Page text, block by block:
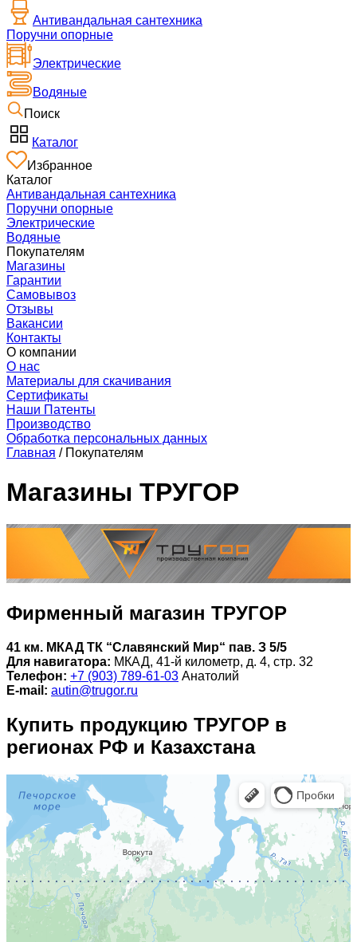
Антивандальная сантехника
Поручни опорные
Электрические
Водяные
Поиск
Каталог
Избранное
Каталог
Антивандальная сантехника
Поручни опорные
Электрические
Водяные
Покупателям
Магазины
Гарантии
Самовывоз
Отзывы
Вакансии
Контакты
О компании
О нас
Материалы для скачивания
Сертификаты
Наши Патенты
Производство
Обработка персональных данных
Главная / Покупателям
Магазины ТРУГОР
Фирменный магазин ТРУГОР
41 км. МКАД ТК “Славянский Мир“ пав. З 5/5
Для навигатора: МКАД, 41-й километр, д. 4, стр. 32
Телефон: +7 (903) 789-61-03 Анатолий
E-mail: autin@trugor.ru
Купить продукцию ТРУГОР в
регионах РФ и Казахстана